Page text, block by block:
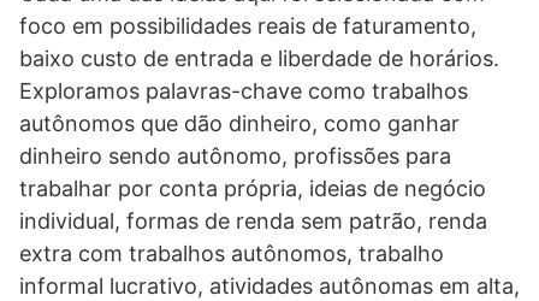
foco em possibilidades reais de faturamento,
baixo custo de entrada e liberdade de horários.
Exploramos palavras-chave como trabalhos
autônomos que dão dinheiro, como ganhar
dinheiro sendo autônomo, profissões para
trabalhar por conta própria, ideias de negócio
individual, formas de renda sem patrão, renda
extra com trabalhos autônomos, trabalho
informal lucrativo, atividades autônomas em alta,